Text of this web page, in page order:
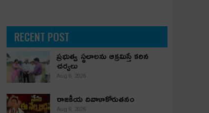
RECENT POST
ప్రభుత్వ స్థలాలను ఆక్రమిస్తే కఠిన
చర్యలు
Aug 6, 2026
రాజకీయ దివాళాకోరుతనం
Aug 6, 2026